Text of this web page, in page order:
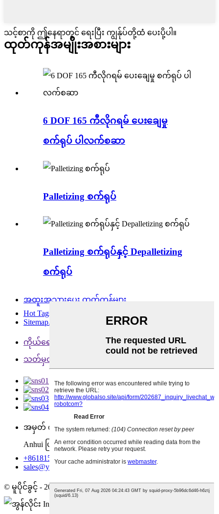
သင့်စာကို ဤနေရာတွင် ရေးပြီး ကျွန်ုပ်တို့ထံ ပေးပို့ပါ။
ထုတ်ကုန်အမျိုးအစားများ
6 DOF 165 ကီလိုဂရမ် ပေးချေမှု
စက်ရုပ် ပါလက်စဆာ
Palletizing စက်ရုပ်
Palletizing စက်ရုပ်နှင့် Depalletizing
စက်ရုပ်
အထူးအသားပေး ထုတ်ကုန်များ
Hot Tags
Sitemap.xml
ကိုယ်ရေးအချက်အလက်မူဝါဒ
သတ်မှတ်ချက်များ
အမှတ် ၈ Baijianshan လမ်း၊ Feicai ရုံး၊ Xuancheng မြို့
Anhui ပြည်နယ်
+8618155669709
sales@yooheart-robot.com
© မူပိုင်ခွင့် - 2010-2021 : All Rights Reserved.